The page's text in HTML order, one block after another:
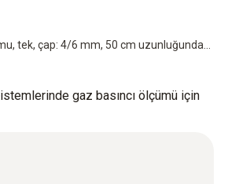
tek, çap: 4/6 mm, 50 cm uzunluğunda...
gaz basıncı ölçümü için